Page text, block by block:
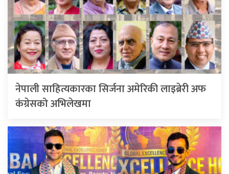
नेपाली साहित्यकारका सिर्जना अमेरिकी लाइब्रेरी अफ
कंग्रेसको अभिलेखमा